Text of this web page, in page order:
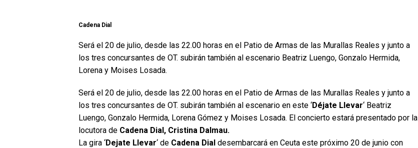
Cadena Dial
Será el 20 de julio, desde las 22.00 horas en el Patio de Armas de las Murallas Reales y junto a
los tres concursantes de OT. subirán también al escenario Beatriz Luengo, Gonzalo Hermida,
Lorena y Moises Losada.
Será el 20 de julio, desde las 22.00 horas en el Patio de Armas de las Murallas Reales y junto a
los tres concursantes de OT. subirán también al escenario en este ‘Déjate Llevar‘ Beatriz
Luengo, Gonzalo Hermida, Lorena Gómez y Moises Losada. El concierto estará presentado por la
locutora de Cadena Dial, Cristina Dalmau.
La gira ‘Dejate Llevar‘ de Cadena Dial desembarcará en Ceuta este próximo 20 de junio con